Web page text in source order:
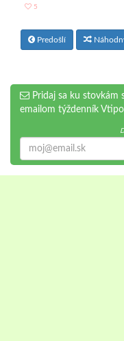
5
Predošlí
Pridaj sa ku stovkám
emailom týždenník